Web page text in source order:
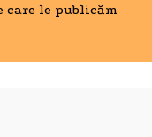
le publicăm